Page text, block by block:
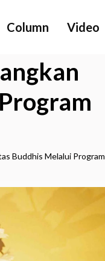
Column Video
Buddhis Melalui Program